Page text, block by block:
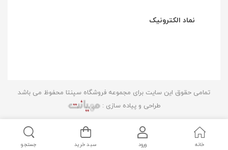
نماد الکترونیک
تمامی حقوق این سایت برای مجموعه فروشگاه سپنتا محفوظ می باشد
طراحی و پیاده سازی :
خانه ورود سبد خرید جستجو